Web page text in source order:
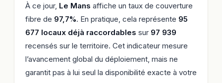
À ce jour, Le Mans affiche un taux de couverture
fibre de 97,7%. En pratique, cela représente 95
677 locaux déjà raccordables sur 97 939
recensés sur le territoire. Cet indicateur mesure
l’avancement global du déploiement, mais ne
garantit pas à lui seul la disponibilité exacte à votre